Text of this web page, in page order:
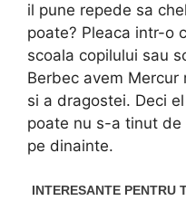
il pune repede sa
poate? Pleaca intr-o
scoala copilului sau
Berbec avem
si a dragostei. Deci
poate nu s-a tinut
pe dinainte.